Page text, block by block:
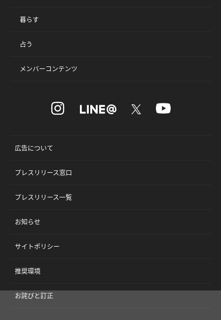
暮らす
占う
メンバーコンテンツ
広告について
プレスリリース窓口
プレスリリース一覧
お知らせ
サイトポリシー
推奨環境
お詫びと訂正